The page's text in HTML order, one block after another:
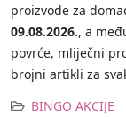
proizvode za
09.08.2026., a
povrće, mliječni
brojni artikli za
BINGO AKCIJE